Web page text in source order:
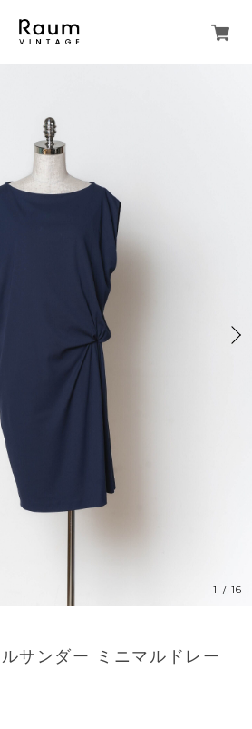
1 / 16
サンダー ミニマルドレー